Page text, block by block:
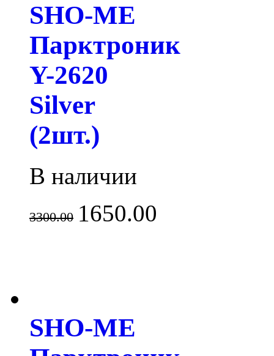
SHO-ME
Парктроник
Y-2620
Silver
(2шт.)
В наличии
3300.00 1650.00
SHO-ME